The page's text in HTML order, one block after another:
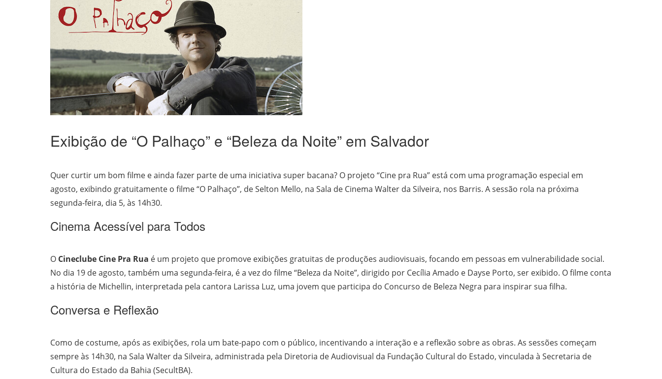
Exibição de “O Palhaço” e “Beleza da Noite” em Salvador
Quer curtir um bom filme e ainda fazer parte de uma iniciativa super bacana? O projeto “Cine pra Rua” está com uma programação especial em
agosto, exibindo gratuitamente o filme “O Palhaço”, de Selton Mello, na Sala de Cinema Walter da Silveira, nos Barris. A sessão rola na próxima
segunda-feira, dia 5, às 14h30.
Cinema Acessível para Todos
O Cineclube Cine Pra Rua é um projeto que promove exibições gratuitas de produções audiovisuais, focando em pessoas em vulnerabilidade social.
No dia 19 de agosto, também uma segunda-feira, é a vez do filme “Beleza da Noite”, dirigido por Cecília Amado e Dayse Porto, ser exibido. O filme conta
a história de Michellin, interpretada pela cantora Larissa Luz, uma jovem que participa do Concurso de Beleza Negra para inspirar sua filha.
Conversa e Reflexão
Como de costume, após as exibições, rola um bate-papo com o público, incentivando a interação e a reflexão sobre as obras. As sessões começam
sempre às 14h30, na Sala Walter da Silveira, administrada pela Diretoria de Audiovisual da Fundação Cultural do Estado, vinculada à Secretaria de
Cultura do Estado da Bahia (SecultBA).